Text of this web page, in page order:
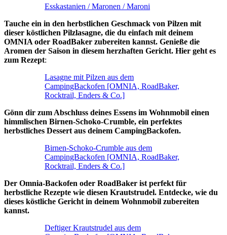
Esskastanien / Maronen / Maroni
Tauche ein in den herbstlichen Geschmack von Pilzen mit
dieser köstlichen Pilzlasagne, die du einfach mit deinem
OMNIA oder RoadBaker zubereiten kannst. Genieße die
Aromen der Saison in diesem herzhaften Gericht. Hier geht es
zum Rezept:
Lasagne mit Pilzen aus dem
CampingBackofen [OMNIA, RoadBaker,
Rocktrail, Enders & Co.]
Gönn dir zum Abschluss deines Essens im Wohnmobil einen
himmlischen Birnen-Schoko-Crumble, ein perfektes
herbstliches Dessert aus deinem CampingBackofen.
Birnen-Schoko-Crumble aus dem
CampingBackofen [OMNIA, RoadBaker,
Rocktrail, Enders & Co.]
Der Omnia-Backofen oder RoadBaker ist perfekt für
herbstliche Rezepte wie diesen Krautstrudel. Entdecke, wie du
dieses köstliche Gericht in deinem Wohnmobil zubereiten
kannst.
Deftiger Krautstrudel aus dem